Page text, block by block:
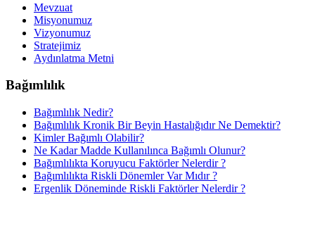
Mevzuat
Misyonumuz
Vizyonumuz
Stratejimiz
Aydınlatma Metni
Bağımlılık
Bağımlılık Nedir?
Bağımlılık Kronik Bir Beyin Hastalığıdır Ne Demektir?
Kimler Bağımlı Olabilir?
Ne Kadar Madde Kullanılınca Bağımlı Olunur?
Bağımlılıkta Koruyucu Faktörler Nelerdir ?
Bağımlılıkta Riskli Dönemler Var Mıdır ?
Ergenlik Döneminde Riskli Faktörler Nelerdir ?